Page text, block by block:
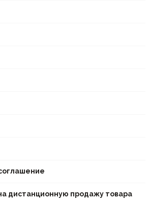
дистанционную продажу товара